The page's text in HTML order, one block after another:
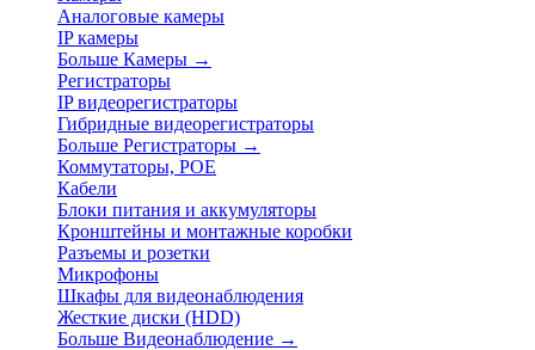
Аналоговые камеры
IP камеры
Больше Камеры →
Регистраторы
IP видеорегистраторы
Гибридные видеорегистраторы
Больше Регистраторы →
Коммутаторы, POE
Кабели
Блоки питания и аккумуляторы
Кронштейны и монтажные коробки
Разъемы и розетки
Микрофоны
Шкафы для видеонаблюдения
Жесткие диски (HDD)
Больше Видеонаблюдение →